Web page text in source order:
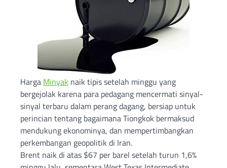
Harga Minyak naik tipis setelah minggu yang
bergejolak karena para pedagang mencermati sinyal-
sinyal terbaru dalam perang dagang, bersiap untuk
perincian tentang bagaimana Tiongkok bermaksud
mendukung ekonominya, dan mempertimbangkan
perkembangan geopolitik di Iran.
Brent naik di atas $67 per barel setelah turun 1,6%